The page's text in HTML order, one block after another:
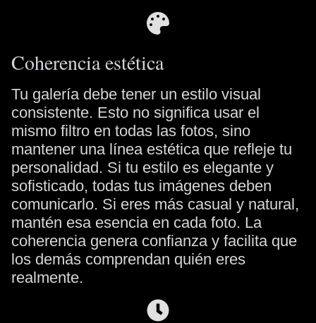
Coherencia estética
Tu galería debe tener un estilo visual
consistente. Esto no significa usar el
mismo filtro en todas las fotos, sino
mantener una línea estética que refleje tu
personalidad. Si tu estilo es elegante y
sofisticado, todas tus imágenes deben
comunicarlo. Si eres más casual y natural,
mantén esa esencia en cada foto. La
coherencia genera confianza y facilita que
los demás comprendan quién eres
realmente.